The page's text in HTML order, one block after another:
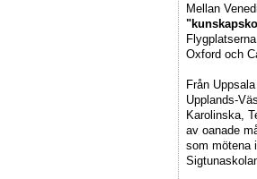
Mellan
Oxford och
Från
Upplands-
Karolinska,
av oanade
som mötena